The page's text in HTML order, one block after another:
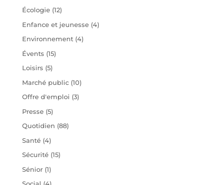
Écologie(12)
Enfance et jeunesse(4)
Environnement(4)
Évents (15)
Loisirs (5)
Marché public(10)
Offre d'emploi (3)
Presse(5)
Quotidien (88)
Santé(4)
Sécurité(15)
Sénior(1)